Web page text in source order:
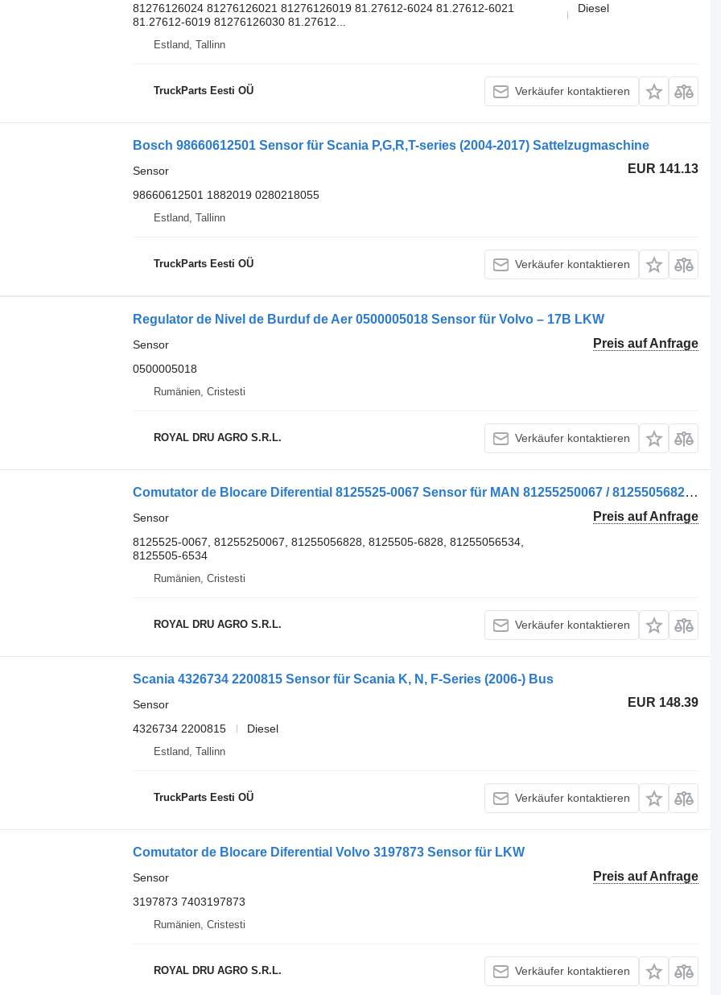
81276126024 81276126021 81276126019 81.27612-6024 81.27612-6021
81.27612-6019 81276126030 81.27612...
Diesel
Estland, Tallinn
TruckParts Eesti OÜ Verkäufer kontaktieren
Bosch 98660612501 Sensor für Scania P,G,R,T-series (2004-2017) Sattelzugmaschine
EUR 141.13
Sensor
98660612501 1882019 0280218055
Estland, Tallinn
TruckParts Eesti OÜ Verkäufer kontaktieren
Regulator de Nivel de Burduf de Aer 0500005018 Sensor für Volvo – 17B LKW
Preis auf Anfrage
Sensor
0500005018
Rumänien, Cristesti
ROYAL DRU AGRO S.R.L. Verkäufer kontaktieren
Comutator de Blocare Diferential 8125525-0067 Sensor für MAN 81255250067 / 81255056828 / 81255056534 LKW
Preis auf Anfrage
Sensor
8125525-0067, 81255250067, 81255056828, 8125505-6828, 81255056534,
8125505-6534
Rumänien, Cristesti
ROYAL DRU AGRO S.R.L. Verkäufer kontaktieren
Scania 4326734 2200815 Sensor für Scania K, N, F-Series (2006-) Bus
EUR 148.39
Sensor
4326734 2200815
Diesel
Estland, Tallinn
TruckParts Eesti OÜ Verkäufer kontaktieren
Comutator de Blocare Diferential Volvo 3197873 Sensor für LKW
Preis auf Anfrage
Sensor
3197873 7403197873
Rumänien, Cristesti
ROYAL DRU AGRO S.R.L. Verkäufer kontaktieren